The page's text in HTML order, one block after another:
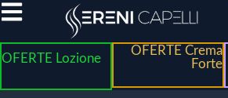
OFERTE Lozione
OFERTE Crema
Forte